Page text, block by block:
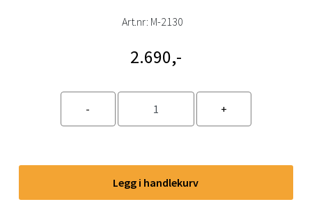
Art.nr: M-2130
2.690,-
Legg i handlekurv